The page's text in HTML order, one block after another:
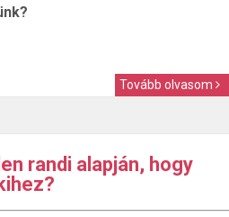
Tovább olvasom
randi alapján, hogy